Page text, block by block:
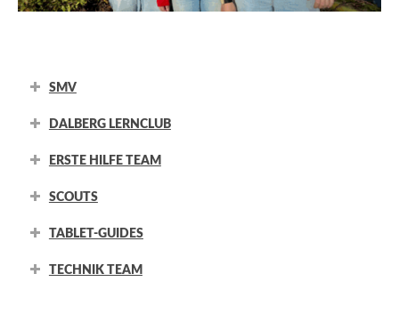
SMV
DALBERG LERNCLUB
ERSTE HILFE TEAM
SCOUTS
TABLET-GUIDES
TECHNIK TEAM